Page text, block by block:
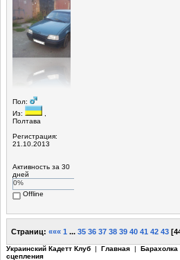
Пол:
Из:
Полтава
Регистрация:
21.10.2013
Активность за 30
дней
0%
Offline
Страниц: ««« 1 ... 35 36 37 38 39 40 41 42 43 [
Украинский Кадетт Клуб | Главная | Барахолка
сцепления